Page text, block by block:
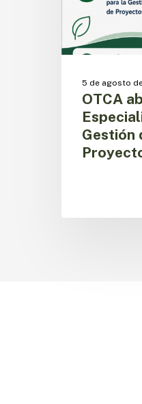
Información
Programas
5 de agosto
OTCA
Gestión